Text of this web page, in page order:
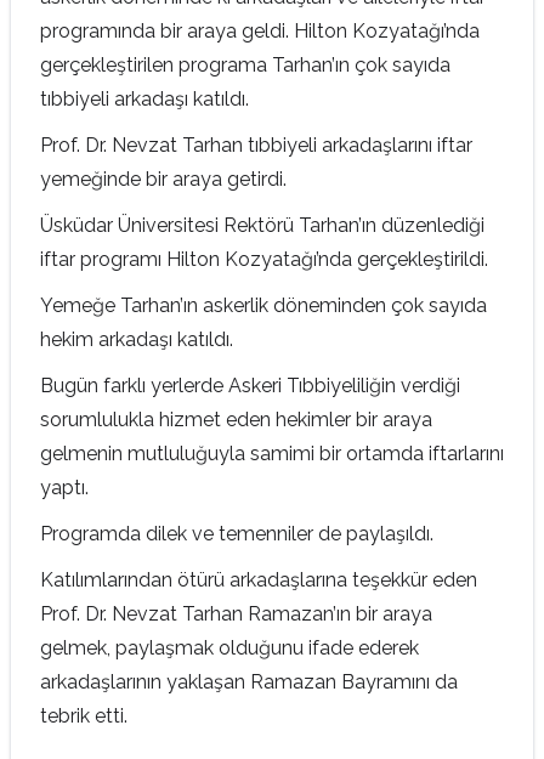
programında bir araya geldi. Hilton Kozyatağı’nda
gerçekleştirilen programa Tarhan’ın çok sayıda
tıbbiyeli arkadaşı katıldı.
Prof. Dr. Nevzat Tarhan tıbbiyeli arkadaşlarını iftar
yemeğinde bir araya getirdi.
Üsküdar Üniversitesi Rektörü Tarhan’ın düzenlediği
iftar programı Hilton Kozyatağı’nda gerçekleştirildi.
Yemeğe Tarhan’ın askerlik döneminden çok sayıda
hekim arkadaşı katıldı.
Bugün farklı yerlerde Askeri Tıbbiyeliliğin verdiği
sorumlulukla hizmet eden hekimler bir araya
gelmenin mutluluğuyla samimi bir ortamda iftarlarını
yaptı.
Programda dilek ve temenniler de paylaşıldı.
Katılımlarından ötürü arkadaşlarına teşekkür eden
Prof. Dr. Nevzat Tarhan Ramazan’ın bir araya
gelmek, paylaşmak olduğunu ifade ederek
arkadaşlarının yaklaşan Ramazan Bayramını da
tebrik etti.